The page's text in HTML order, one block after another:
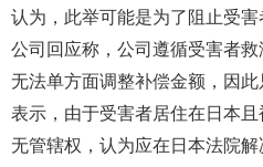
认为，此举可能是为了阻止受
公司回应称，公司遵循受害者救
无法单方面调整补偿金额，因
表示，由于受害者居住在日本
无管辖权，认为应在日本法院